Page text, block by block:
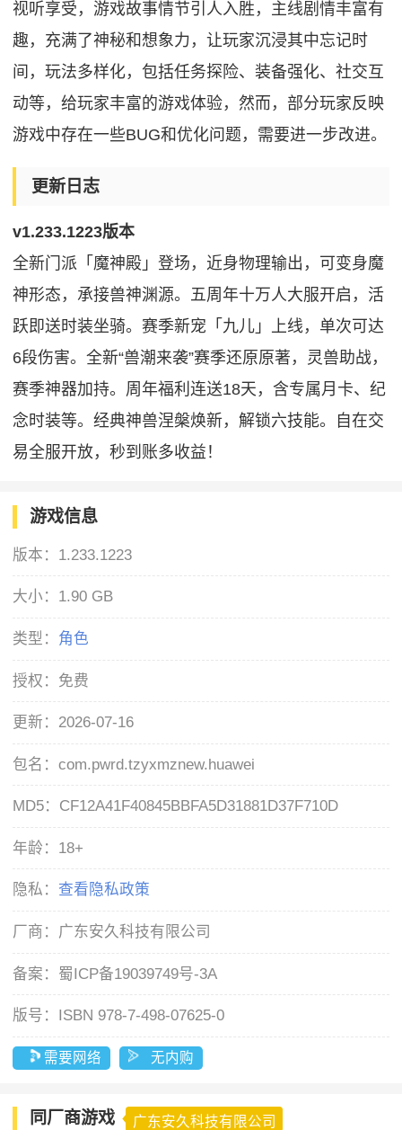
视听享受，游戏故事情节引人入胜，主线剧情丰富有
趣，充满了神秘和想象力，让玩家沉浸其中忘记时
间，玩法多样化，包括任务探险、装备强化、社交互
动等，给玩家丰富的游戏体验，然而，部分玩家反映
游戏中存在一些BUG和优化问题，需要进一步改进。
更新日志
v1.233.1223版本
全新门派「魔神殿」登场，近身物理输出，可变身魔
神形态，承接兽神渊源。五周年十万人大服开启，活
跃即送时装坐骑。赛季新宠「九儿」上线，单次可达
6段伤害。全新“兽潮来袭”赛季还原原著，灵兽助战，
赛季神器加持。周年福利连送18天，含专属月卡、纪
念时装等。经典神兽涅槃焕新，解锁六技能。自在交
易全服开放，秒到账多收益！
游戏信息
版本： 1.233.1223
大小： 1.90 GB
类型： 角色
授权： 免费
更新： 2026-07-16
包名：com.pwrd.tzyxmznew.huawei
MD5： CF12A41F40845BBFA5D31881D37F710D
年龄： 18+
隐私： 查看隐私政策
厂商： 广东安久科技有限公司
备案： 蜀ICP备19039749号-3A
版号： ISBN 978-7-498-07625-0
需要网络 无内购
同厂商游戏 广东安久科技有限公司